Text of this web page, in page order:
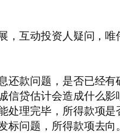
，互动投资人疑问，
款问题，是否已经
贷估计会造成什么
处理完毕，所得款项
问题，所得款项去